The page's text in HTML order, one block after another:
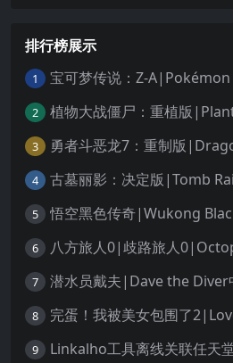
排行榜展示
1 宝可梦传说：Z-A|Pokémon
2
3
4
5 悟空黑色传奇|Wukong
6 八方旅人0|歧路旅人
7 潜水员戴夫|Dave the Diver
8 完蛋！我被美女包围了
9 Linkalho工具离线关联任天